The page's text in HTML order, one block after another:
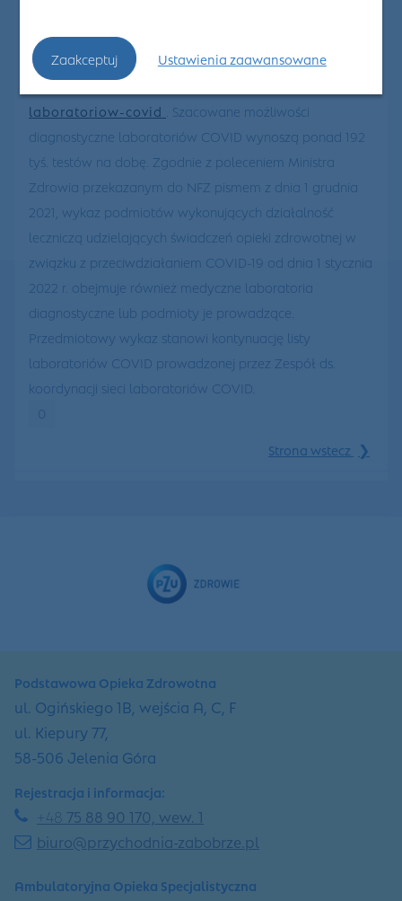
Aktualnie działa 322 laboratoriów COVID. Aktualna lista
laboratoriów zamieszczona jest na stronie:
https://www.gov.pl/web/zdrowie/lista-
laboratoriow-covid
. Szacowane możliwości
diagnostyczne laboratoriów COVID wynoszą ponad 192
tyś. testów na dobę. Zgodnie z poleceniem Ministra
Zdrowia przekazanym do NFZ pismem z dnia 1 grudnia
2021, wykaz podmiotów wykonujących działalność
leczniczą udzielających świadczeń opieki zdrowotnej w
związku z przeciwdziałaniem COVID-19 od dnia 1 stycznia
2022 r. obejmuje również medyczne laboratoria
diagnostyczne lub podmioty je prowadzące.
Przedmiotowy wykaz stanowi kontynuację listy
laboratoriów COVID prowadzonej przez Zespół ds.
koordynacji sieci laboratoriów COVID.
0
Strona wstecz ❯
Podstawowa Opieka Zdrowotna
ul. Ogińskiego 1B, wejścia A, C, F
ul. Kiepury 77,
58-506 Jelenia Góra
Rejestracja i informacja:
+48 75 88 90 170, wew. 1
biuro@przychodnia-zabobrze.pl
Ambulatoryjna Opieka Specjalistyczna
Zaakceptuj Ustawienia zaawansowane